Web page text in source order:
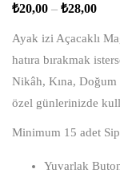
₺20,00 – ₺28,00
Ayak izi Açacaklı
hatıra bırakmak
Nikâh, Kına,
özel günlerinizde
Minimum 15 adet
Yuvarlak